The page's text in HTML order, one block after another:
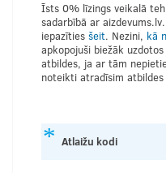
Īsts 0% līzings veikalā
sadarbībā ar
iepazīties šeit. Nezini, kā
apkopojuši biežāk
atbildes, ja ar tām
noteikti atradīsim
Atlaižu kodi